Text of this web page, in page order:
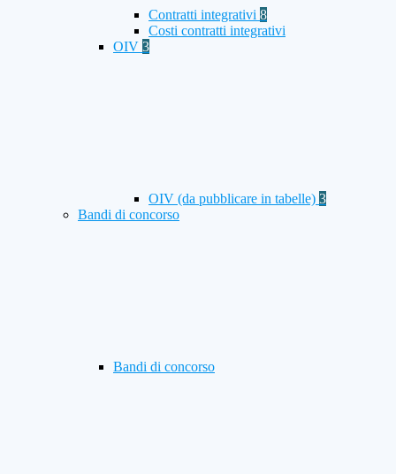
Contratti integrativi 8
Costi contratti integrativi
OIV 3
OIV (da pubblicare in tabelle) 3
Bandi di concorso
Bandi di concorso